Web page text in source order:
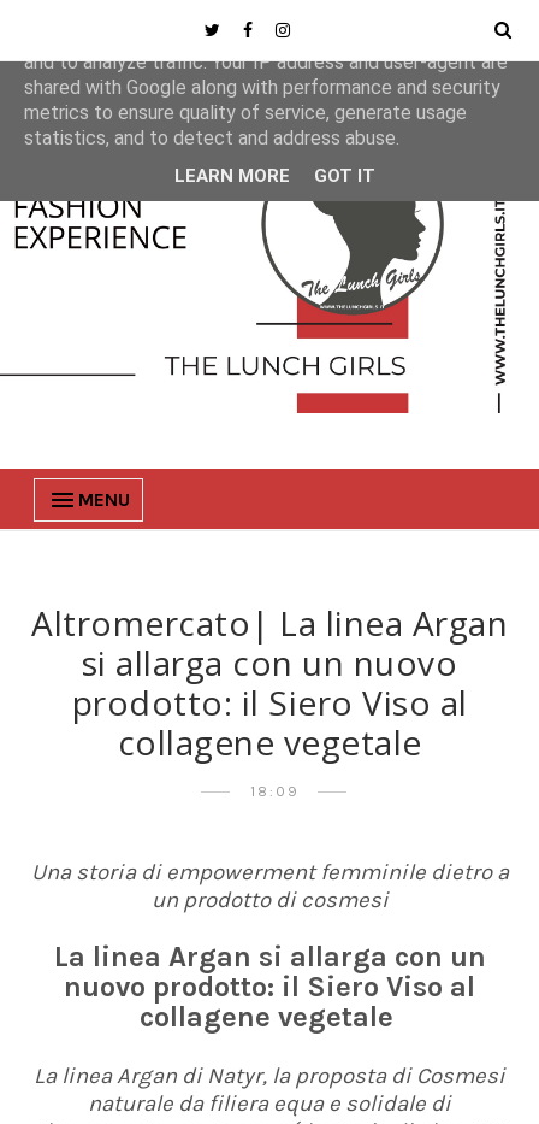
MENU
Altromercato| La linea Argan
si allarga con un nuovo
prodotto: il Siero Viso al
collagene vegetale
18:09
Una storia di empowerment femminile dietro a
un prodotto di cosmesi
La linea Argan si allarga con un
nuovo prodotto: il Siero Viso al
collagene vegetale
La linea Argan di Natyr, la proposta di Cosmesi
naturale da filiera equa e solidale di
This site uses cookies from Google to deliver its services
and to analyze traffic. Your IP address and user-agent are
shared with Google along with performance and security
metrics to ensure quality of service, generate usage
statistics, and to detect and address abuse.
LEARN MORE GOT IT